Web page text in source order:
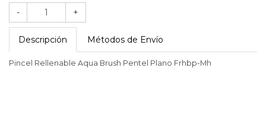
-
+
Descripción Métodos de Envío
Pincel Rellenable Aqua Brush Pentel Plano Frhbp-Mh